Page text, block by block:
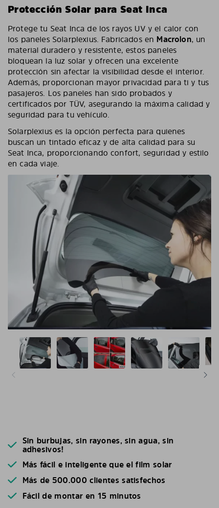
Protección Solar para Seat Inca
Protege tu Seat Inca de los rayos UV y el calor con
los paneles Solarplexius. Fabricados en Macrolon, un
material duradero y resistente, estos paneles
bloquean la luz solar y ofrecen una excelente
protección sin afectar la visibilidad desde el interior.
Además, proporcionan mayor privacidad para ti y tus
pasajeros. Los paneles han sido probados y
certificados por TÜV, asegurando la máxima calidad y
seguridad para tu vehículo.
Solarplexius es la opción perfecta para quienes
buscan un tintado eficaz y de alta calidad para su
Seat Inca, proporcionando confort, seguridad y estilo
en cada viaje.
Sin burbujas, sin rayones, sin agua, sin
adhesivos!
Más fácil e inteligente que el film solar
Más de 500.000 clientes satisfechos
Fácil de montar en 15 minutos